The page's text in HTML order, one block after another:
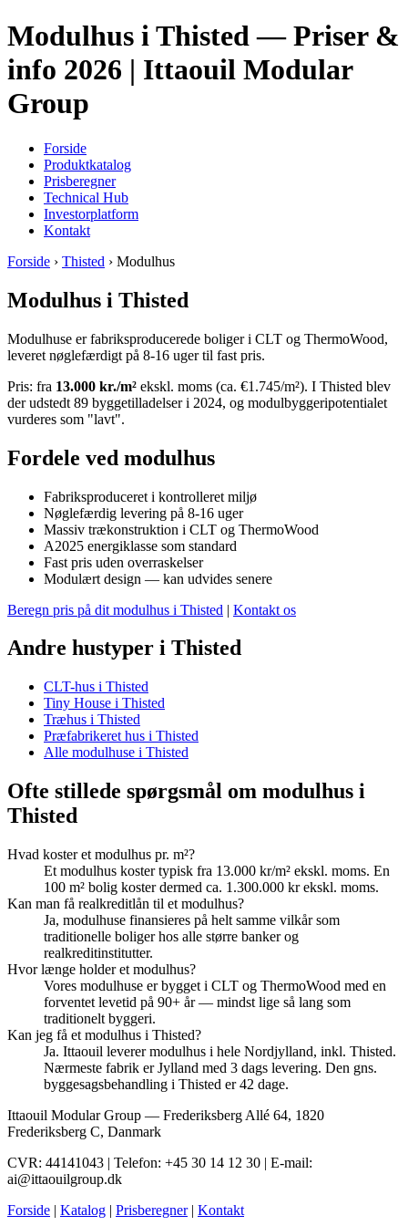
Modulhus i Thisted — Priser &
info 2026 | Ittaouil Modular
Group
Forside
Produktkatalog
Prisberegner
Technical Hub
Investorplatform
Kontakt
Forside › Thisted › Modulhus
Modulhus i Thisted
Modulhuse er fabriksproducerede boliger i CLT og ThermoWood,
leveret nøglefærdigt på 8-16 uger til fast pris.
Pris: fra 13.000 kr./m² ekskl. moms (ca. €1.745/m²). I Thisted blev
der udstedt 89 byggetilladelser i 2024, og modulbyggeripotentialet
vurderes som "lavt".
Fordele ved modulhus
Fabriksproduceret i kontrolleret miljø
Nøglefærdig levering på 8-16 uger
Massiv trækonstruktion i CLT og ThermoWood
A2025 energiklasse som standard
Fast pris uden overraskelser
Modulært design — kan udvides senere
Beregn pris på dit modulhus i Thisted | Kontakt os
Andre hustyper i Thisted
CLT-hus i Thisted
Tiny House i Thisted
Træhus i Thisted
Præfabrikeret hus i Thisted
Alle modulhuse i Thisted
Ofte stillede spørgsmål om modulhus i
Thisted
Hvad koster et modulhus pr. m²?
Et modulhus koster typisk fra 13.000 kr/m² ekskl. moms. En
100 m² bolig koster dermed ca. 1.300.000 kr ekskl. moms.
Kan man få realkreditlån til et modulhus?
Ja, modulhuse finansieres på helt samme vilkår som
traditionelle boliger hos alle større banker og
realkreditinstitutter.
Hvor længe holder et modulhus?
Vores modulhuse er bygget i CLT og ThermoWood med en
forventet levetid på 90+ år — mindst lige så lang som
traditionelt byggeri.
Kan jeg få et modulhus i Thisted?
Ja. Ittaouil leverer modulhus i hele Nordjylland, inkl. Thisted.
Nærmeste fabrik er Jylland med 3 dags levering. Den gns.
byggesagsbehandling i Thisted er 42 dage.
Ittaouil Modular Group — Frederiksberg Allé 64, 1820
Frederiksberg C, Danmark
CVR: 44141043 | Telefon: +45 30 14 12 30 | E-mail:
ai@ittaouilgroup.dk
Forside | Katalog | Prisberegner| Kontakt